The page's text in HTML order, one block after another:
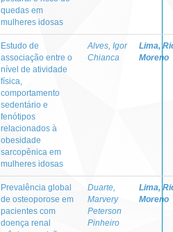
quedas em
mulheres idosas
Estudo de
associação entre o
nível de atividade
física,
comportamento
sedentário e
fenótipos
relacionados à
obesidade
sarcopênica em
mulheres idosas
Alves, Igor
Chianca
Lima,
Moreno
Prevalência global
de osteoporose em
pacientes com
doença renal
Duarte,
Marvery
Peterson
Pinheiro
Lima,
Moreno